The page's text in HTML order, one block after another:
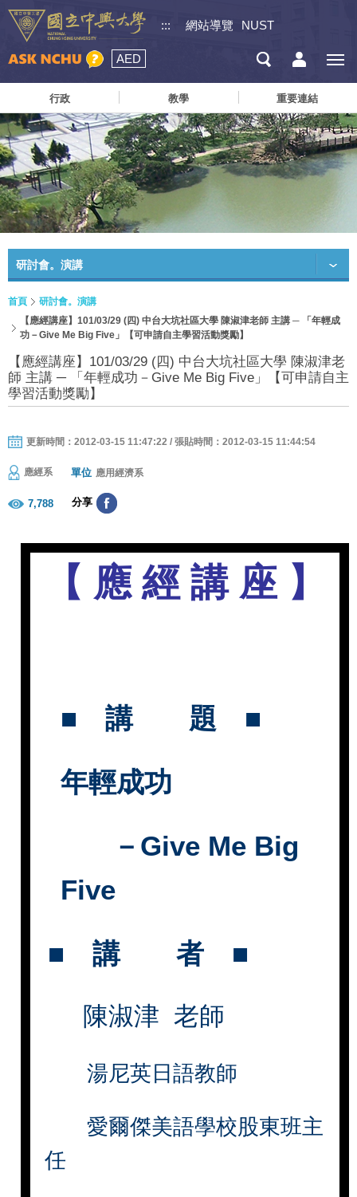
::: 網站導覽 NUST
AED
行政 教學 重要連結
研討會。演講
首頁
研討會。演講
【應經講座】101/03/29 (四) 中台大坑社區大學 陳淑津老師 主講 ─ 「年輕成
功－Give Me Big Five」【可申請自主學習活動獎勵】
【應經講座】101/03/29 (四) 中台大坑社區大學 陳淑津老
師 主講 ─ 「年輕成功－Give Me Big Five」【可申請自主
學習活動獎勵】
更新時間：2012-03-15 11:47:22 / 張貼時間：2012-03-15 11:44:54
應經系 單位 應用經濟系
7,788 分享
【 應 經 講 座 】
■ 講 題 ■
年輕成功
－ Give Me Big
Five
■ 講 者 ■
陳淑津 老師
湯尼英日語教師
愛爾傑美語學校股東班主
任